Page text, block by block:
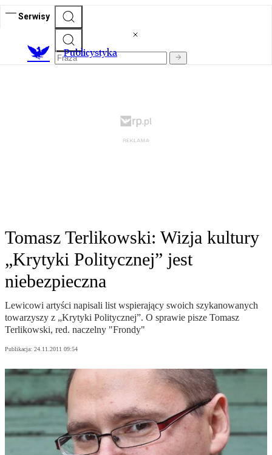
Serwisy
Publicystyka
Tomasz Terlikowski: Wizja kultury
„Krytyki Politycznej” jest
niebezpieczna
Lewicowi artyści napisali list wspierający swoich szykanowanych
towarzyszy z „Krytyki Politycznej”. O sprawie pisze Tomasz
Terlikowski, red. naczelny "Frondy"
Publikacja: 24.11.2011 09:54